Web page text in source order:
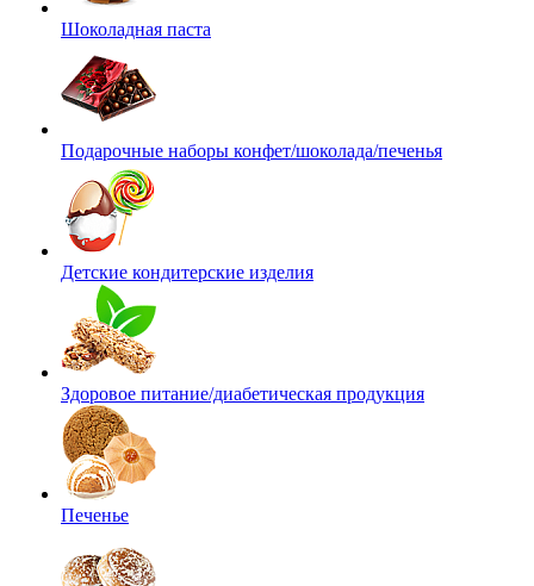
Шоколадная паста
Подарочные наборы конфет/шоколада/печенья
Детские кондитерские изделия
Здоровое питание/диабетическая продукция
Печенье